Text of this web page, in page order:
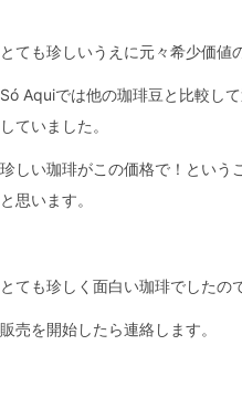
とても珍しいうえに元々希少価値
Só Aquiでは他の珈琲豆と比較し
していました。
珍しい珈琲がこの価格で！という
と思います。
とても珍しく面白い珈琲でしたの
販売を開始したら連絡します。